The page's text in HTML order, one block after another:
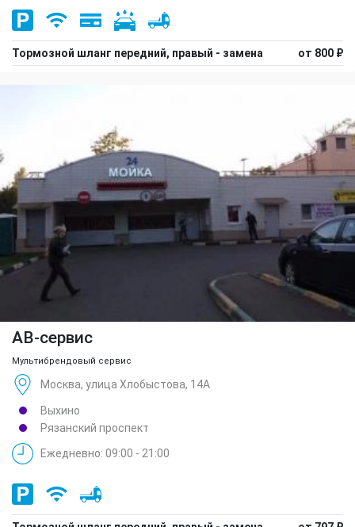
Тормозной шланг передний, правый - замена от 800 ₽
АВ-сервис
Мультибрендовый сервис
Москва, улица Хлобыстова, 14А
Выхино
Рязанский проспект
Ежедневно: 09:00 - 21:00